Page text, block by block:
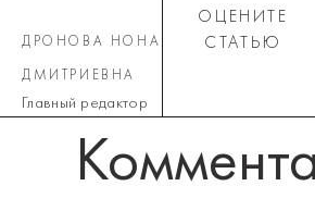
ДРОНОВА НОНА
ДМИТРИЕВНА
Главный редактор
ОЦЕНИТЕ
СТАТЬЮ